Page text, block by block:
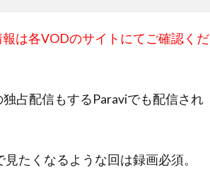
は各VODのサイトにてご確認くだ
占配信もするParaviでも配信され
たくなるような回は録画必須。